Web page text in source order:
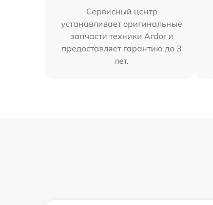
Сервисный центр
устанавливает оригинальные
запчасти техники Ardor и
предоставляет гарантию до 3
лет.